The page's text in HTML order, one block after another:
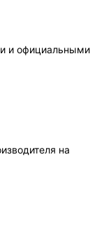
и официальными
на